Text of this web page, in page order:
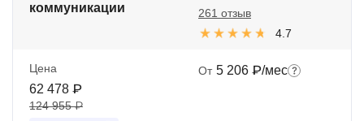
коммуникации
4.7
261 отзыв
Цена
62 478 ₽
124 955 ₽
От 5 206 ₽/мес